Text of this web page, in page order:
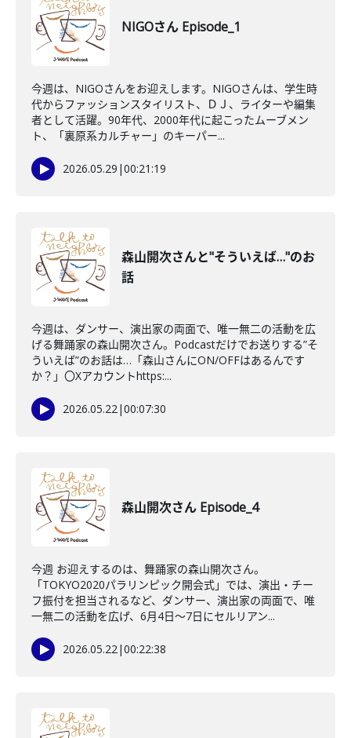
NIGOさん Episode_1
今週は、NIGOさんをお迎えします。NIGOさんは、学生時
代からファッションスタイリスト、ＤＪ、ライターや編集
者として活躍。90年代、2000年代に起こったムーブメン
ト、「裏原系カルチャー」のキーパー...
2026.05.29 |00:21:19
森山開次さんと"そういえば…"のお
話
今週は、ダンサー、演出家の両面で、唯一無二の活動を広
げる舞踊家の森山開次さん。Podcastだけでお送りする”そ
ういえば”のお話は…「森山さんにON/OFFはあるんです
か？」〇Xアカウントhttps:...
2026.05.22|00:07:30
森山開次さん Episode_4
今週 お迎えするのは、舞踊家の森山開次さん。
「TOKYO2020パラリンピック開会式」では、演出・チー
フ振付を担当されるなど、ダンサー、演出家の両面で、唯
一無二の活動を広げ、6月4日～7日にセルリアン...
2026.05.22|00:22:38